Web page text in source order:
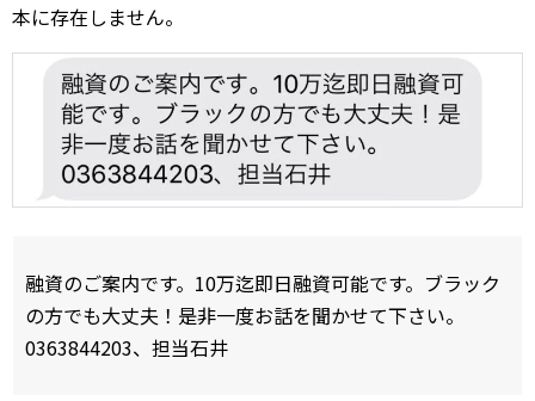
本に存在しません。
融資のご案内です。10万迄即日融資可能です。ブラック
の方でも大丈夫！是非一度お話を聞かせて下さい。
0363844203、担当石井